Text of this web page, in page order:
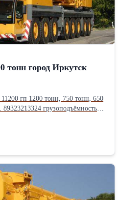
тонн город Иркутск
гп 1200 тонн, 750 тонн, 650
грузоподъёмностью
в нефтегазовой,
Liebherr